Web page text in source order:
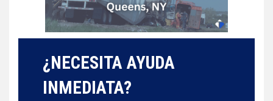
¿NECESITA AYUDA
INMEDIATA?